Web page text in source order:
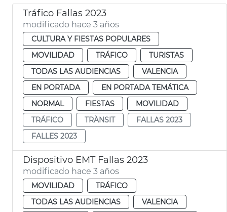
Tráfico Fallas 2023
modificado hace 3 años
CULTURA Y FIESTAS POPULARES
MOVILIDAD
TRÁFICO
TURISTAS
TODAS LAS AUDIENCIAS
VALENCIA
EN PORTADA
EN PORTADA TEMÁTICA
NORMAL
FIESTAS
MOVILIDAD
TRÁFICO
TRÀNSIT
FALLAS 2023
FALLES 2023
Dispositivo EMT Fallas 2023
modificado hace 3 años
MOVILIDAD
TRÁFICO
TODAS LAS AUDIENCIAS
VALENCIA